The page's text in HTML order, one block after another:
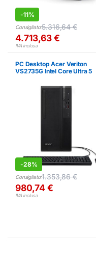
-11%
Consigliato:5.316,64€
4.713,63€
IVA inclusa
PC Desktop Acer Veriton
VS2735G Intel Core Ultra 5
-28%
Consigliato:1.353,86€
980,74€
IVA inclusa